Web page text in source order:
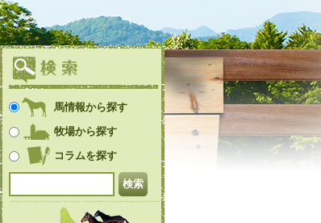
馬情報から探す
牧場から探す
コラムを探す